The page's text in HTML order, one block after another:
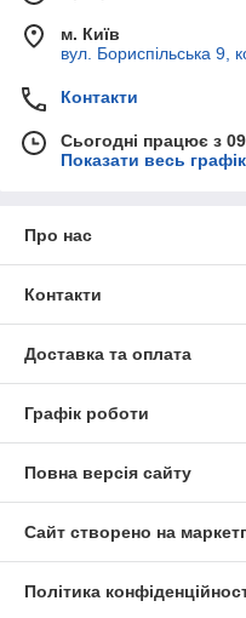
м. Київ
вул. Бориспільська 9,
Контакти
Сьогодні працює з
Показати весь
Про нас
Контакти
Доставка та оплата
Графік роботи
Повна версія сайту
Сайт створено на
Політика